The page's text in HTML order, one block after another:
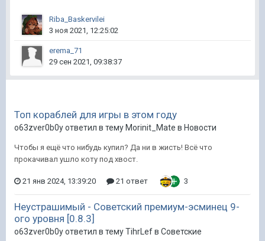
Riba_Baskervilei
3 ноя 2021, 12:25:02
erema_71
29 сен 2021, 09:38:37
Топ кораблей для игры в этом году
o63zver0b0y ответил в тему Morinit_Mate в Новости
Чтобы я ещё что нибудь купил? Да ни в жисть! Всё что
прокачивал ушло коту под хвост.
21 янв 2024, 13:39:20 21 ответ 3
Неустрашимый - Советский премиум-эсминец 9-
ого уровня [0.8.3]
o63zver0b0y ответил в тему TihrLef в Советские